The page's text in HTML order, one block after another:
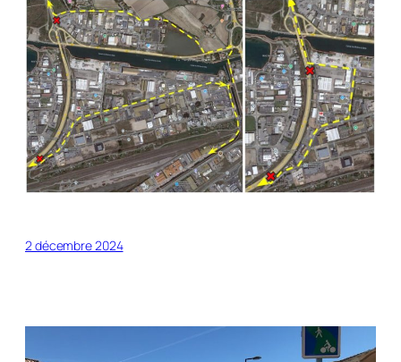
2 décembre 2024